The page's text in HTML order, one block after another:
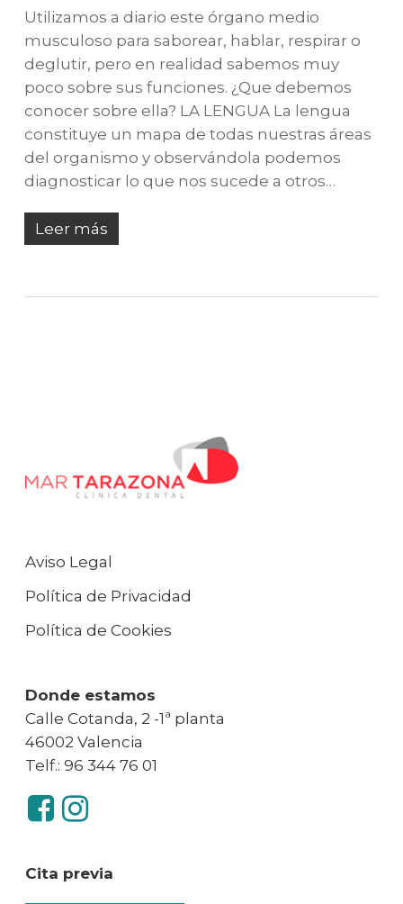
Utilizamos a diario este órgano medio
musculoso para saborear, hablar, respirar o
deglutir, pero en realidad sabemos muy
poco sobre sus funciones. ¿Que debemos
conocer sobre ella? LA LENGUA La lengua
constituye un mapa de todas nuestras áreas
del organismo y observándola podemos
diagnosticar lo que nos sucede a otros…
Leer más
Aviso Legal
Política de Privacidad
Política de Cookies
Donde estamos
Calle Cotanda, 2 -1ª planta
46002 Valencia
Telf.: 96 344 76 01
Cita previa